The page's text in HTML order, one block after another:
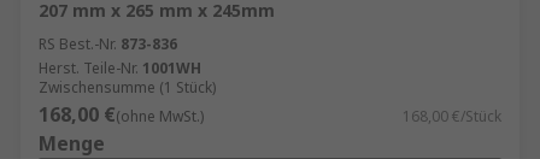
207 mm x 265 mm x 245mm
RS Best.-Nr. 873-836
Herst. Teile-Nr. 1001WH
Zwischensumme (1 Stück)
168,00 €(ohne MwSt.) 168,00 €/Stück
Menge